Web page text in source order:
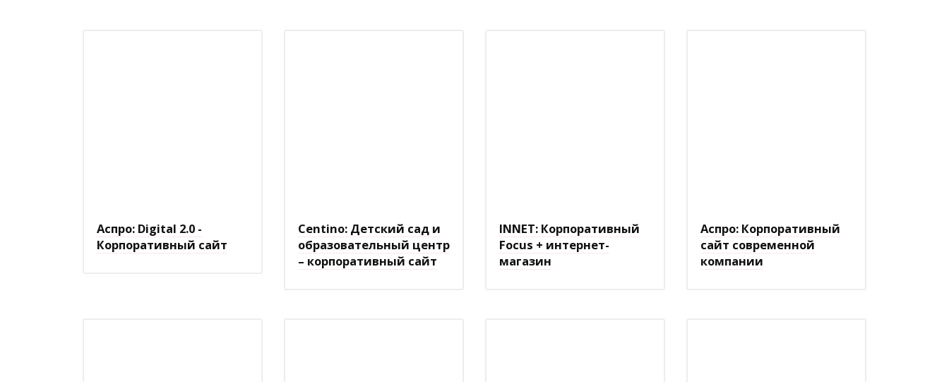
Аспро: Digital 2.0 -
Корпоративный сайт
Centino: Детский сад и
образовательный центр
– корпоративный сайт
INNET: Корпоративный
Focus + интернет-
магазин
Аспро: Корпоративный
сайт современной
компании